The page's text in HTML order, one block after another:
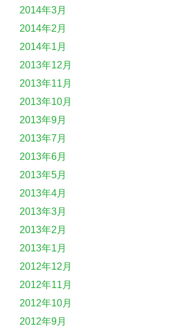
2014年3月
2014年2月
2014年1月
2013年12月
2013年11月
2013年10月
2013年9月
2013年7月
2013年6月
2013年5月
2013年4月
2013年3月
2013年2月
2013年1月
2012年12月
2012年11月
2012年10月
2012年9月